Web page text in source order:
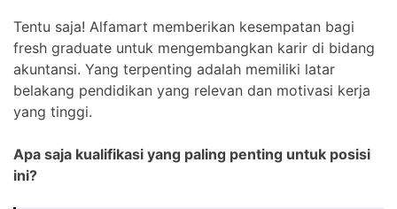
Tentu saja! Alfamart memberikan kesempatan bagi
fresh graduate untuk mengembangkan karir di bidang
akuntansi. Yang terpenting adalah memiliki latar
belakang pendidikan yang relevan dan motivasi kerja
yang tinggi.
Apa saja kualifikasi yang paling penting untuk posisi
ini?